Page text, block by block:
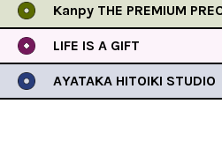
Kanpy THE PREMIUM
LIFE IS A GIFT
AYATAKA HITOIKI STUDIO